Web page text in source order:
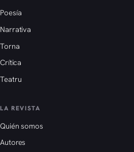
Poesía
Narrativa
Torna
Crítica
Teatru
LA REVISTA
Quién somos
Autores